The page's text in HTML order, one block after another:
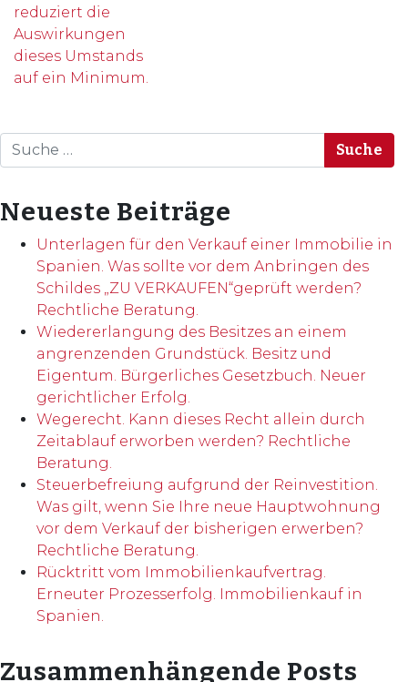
reduziert die
Auswirkungen
dieses Umstands
auf ein Minimum.
Suche
Neueste Beiträge
Unterlagen für den Verkauf einer Immobilie in
Spanien. Was sollte vor dem Anbringen des
Schildes „ZU VERKAUFEN“geprüft werden?
Rechtliche Beratung.
Wiedererlangung des Besitzes an einem
angrenzenden Grundstück. Besitz und
Eigentum. Bürgerliches Gesetzbuch. Neuer
gerichtlicher Erfolg.
Wegerecht. Kann dieses Recht allein durch
Zeitablauf erworben werden? Rechtliche
Beratung.
Steuerbefreiung aufgrund der Reinvestition.
Was gilt, wenn Sie Ihre neue Hauptwohnung
vor dem Verkauf der bisherigen erwerben?
Rechtliche Beratung.
Rücktritt vom Immobilienkaufvertrag.
Erneuter Prozesserfolg. Immobilienkauf in
Spanien.
Zusammenhängende Posts